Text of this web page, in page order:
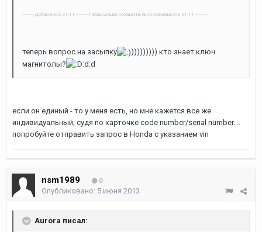
---------- Добавлено в 21:11 ---------- Предыдущее сообщение было размещено в 21:11 ----------
теперь вопрос на засыпку
))))))))) кто знает ключ
магнитолы?
:d:d
если он единый - то у меня есть, но мне кажется все же
индивидуальный, судя по карточке code number/serial number....
попробуйте отправить запрос в Honda с указанием vin
nsm1989 0
Опубликовано: 5 июня 2013
Aurora писал: